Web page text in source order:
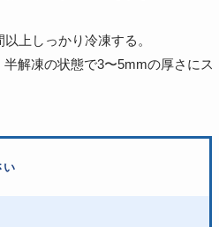
上しっかり冷凍する。
解凍の状態で3〜5mmの厚さにス
い